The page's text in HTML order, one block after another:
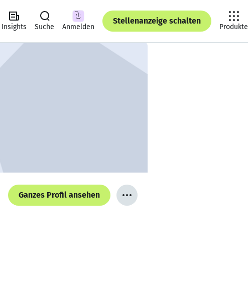
Insights Suche Anmelden
Stellenanzeige schalten
Produkte
Ganzes Profil ansehen